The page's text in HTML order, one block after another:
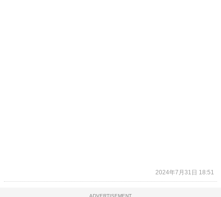
2024年7月31日 18:51
ADVERTISEMENT